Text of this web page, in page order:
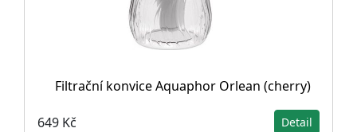
Filtrační konvice Aquaphor Orlean (cherry)
649 Kč Detail